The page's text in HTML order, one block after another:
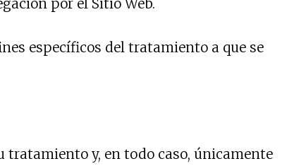
por el Sitio Web.
específicos del tratamiento a que se
tratamiento y, en todo caso, únicamente